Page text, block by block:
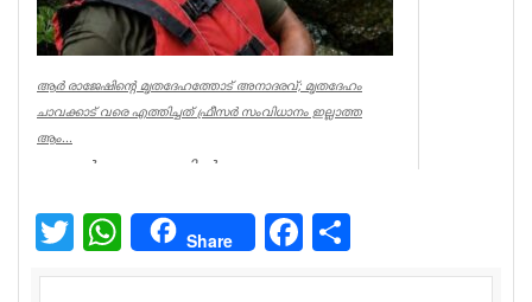
ആര്‍ രാജേഷിന്റെ മൃതദേഹത്തോട് അനാദരവ്; മൃതദേഹം
ചാവക്കാട് വരെ എത്തിച്ചത് ഫ്രീസര്‍ സംവിധാനം ഇല്ലാത്ത
ആം...
കണ്ണൂര്‍ ചെറുപുഴയില്‍
നീന്തല്‍ പരിശീലകന്‍ ആര്‍ രാജേഷിന്റെ മ...
Latest News
Twitter WhatsAppShare Facebook